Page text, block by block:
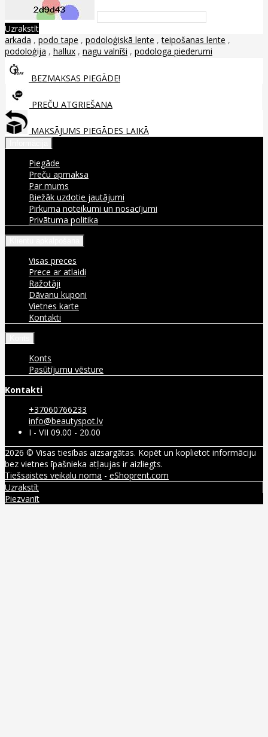
Uzrakstīt
arkada , podo tape , podoloģiskā lente ,teipošanas lente ,
podoloģija , hallux , nagu valnīši , podologa piederumi
BEZMAKSAS PIEGĀDE!
PREČU ATGRIEŠANA
MAKSĀJUMS PIEGĀDES LAIKĀ
Piegāde
Preču apmaksa
Par mums
Biežāk uzdotie jautājumi
Pirkuma noteikumi un nosacījumi
Privātuma politika
Visas preces
Prece ar atlaidi
Ražotāji
Dāvanu kuponi
Vietnes karte
Kontakti
Konts
Pasūtījumu vēsture
Kontakti
+37060766233
info@beautyspot.lv
I - VII 09.00 - 20.00
2026 © Visas tiesības aizsargātas. Kopēt un koplietot informāciju
bez vietnes īpašnieka atļaujas ir aizliegts.
Tiešsaistes veikalu noma - eShoprent.com
Uzrakstīt
Piezvanīt